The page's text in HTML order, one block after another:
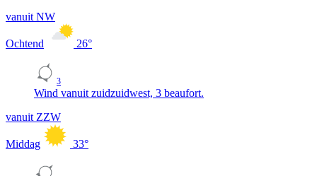
vanuit NW
Ochtend 26°
3
Wind vanuit zuidzuidwest, 3 beaufort.
vanuit ZZW
Middag 33°